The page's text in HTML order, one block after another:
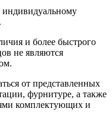
индивидуальному
и более быстрого
не являются
от представленных
фурнитуре, а также
комплектующих и